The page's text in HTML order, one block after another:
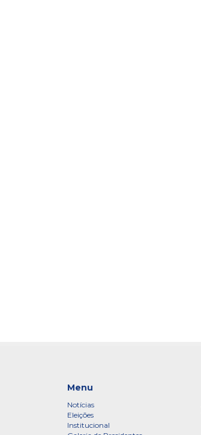
Menu
Notícias
Eleições
Institucional